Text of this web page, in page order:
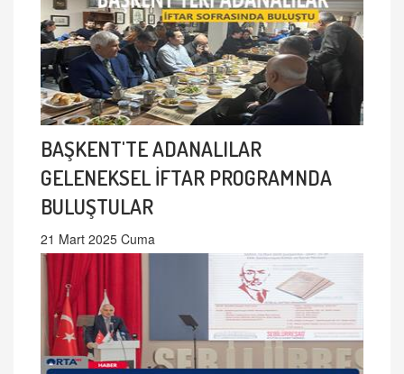
BAŞKENT'TE ADANALILAR
GELENEKSEL İFTAR PROGRAMNDA
BULUŞTULAR
21 Mart 2025 Cuma